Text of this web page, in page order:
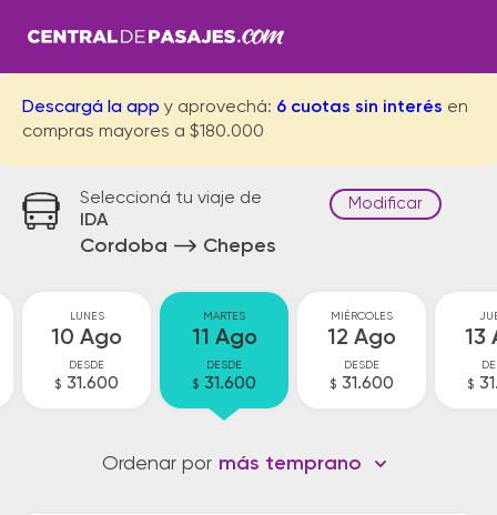
Descargá la app y aprovechá: 6 cuotas sin interés en
compras mayores a $180.000
Seleccioná tu viaje de
IDA
Cordoba Chepes
Modificar
LUNES
10 Ago
DESDE
$ 31.600
MARTES
11 Ago
DESDE
$ 31.600
MIÉRCOLES
12 Ago
DESDE
$ 31.600
13
$
Ordenar por más temprano